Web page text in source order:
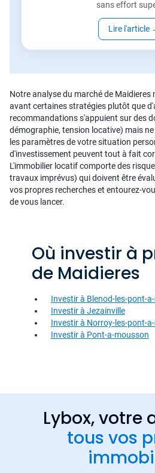
sans effort
Lire l'article
Notre analyse du marché de
avant certaines stratégies plutôt que
recommandations s'appuient sur des
démographie, tension locative) mais
les paramètres de votre situation
d'investissement peuvent tout à fait
L'immobilier locatif comporte des
travaux imprévus) qui doivent être
vos propres recherches et entourez-
de vous lancer.
Où investir à
de Maidieres
Investir à Blenod-les-pont-
Investir à Jezainville
Investir à Norroy-les-pont-
Investir à Pont-a-mousson
Lybox, votre
tous vos